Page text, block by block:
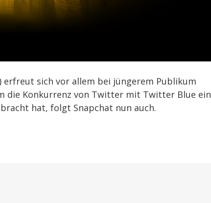
erfreut sich vor allem bei jüngerem Publikum
die Konkurrenz von Twitter mit Twitter Blue ein
hat, folgt Snapchat nun auch.